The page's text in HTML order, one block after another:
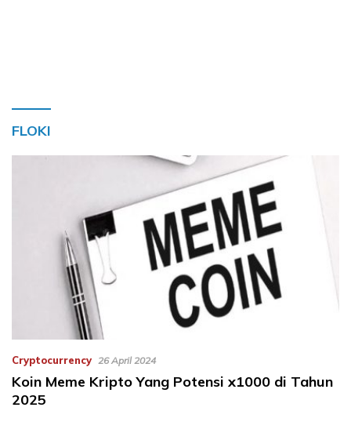
FLOKI
Cryptocurrency 26 April 2024
Koin Meme Kripto Yang Potensi x1000 di Tahun
2025